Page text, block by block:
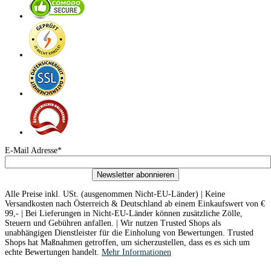
E-Mail Adresse*
Newsletter abonnieren
Alle Preise inkl. USt. (ausgenommen Nicht-EU-Länder) | Keine
Versandkosten nach Österreich & Deutschland ab einem Einkaufswert von €
99,- | Bei Lieferungen in Nicht-EU-Länder können zusätzliche Zölle,
Steuern und Gebühren anfallen. | Wir nutzen Trusted Shops als
unabhängigen Dienstleister für die Einholung von Bewertungen. Trusted
Shops hat Maßnahmen getroffen, um sicherzustellen, dass es es sich um
echte Bewertungen handelt. Mehr Informationen